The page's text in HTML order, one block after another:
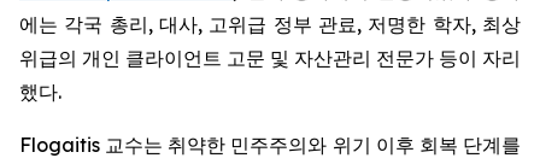
에는 각국 총리, 대사, 고위급 정부 관료, 저명한 학자, 최상
위급의 개인 클라이언트 고문 및 자산관리 전문가 등이 자리
했다.
Flogaitis 교수는 취약한 민주주의와 위기 이후 회복 단계를